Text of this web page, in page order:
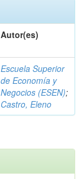
Autor(es)
Escuela Superior
de Economía y
Negocios (ESEN);
Castro, Eleno